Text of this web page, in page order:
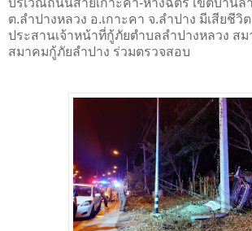
บริเวณถนนสายเกาะคา-ห้างฉัตร เขตบ้านล
ต.ลำปางหลวง อ.เกาะคา จ.ลำปาง มีเสียชีวิ
ประสานเจ้าหน้าที่กู้ภัยตำบลลำปางหลวง ส
สมาคมกู้ภัยลำปาง ร่วมตรวจสอบ